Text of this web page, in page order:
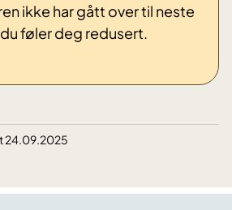
ikke har gått over til neste
føler deg redusert.
24.09.2025